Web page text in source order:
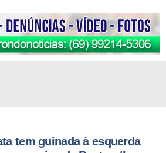
tem guinada à esquerda